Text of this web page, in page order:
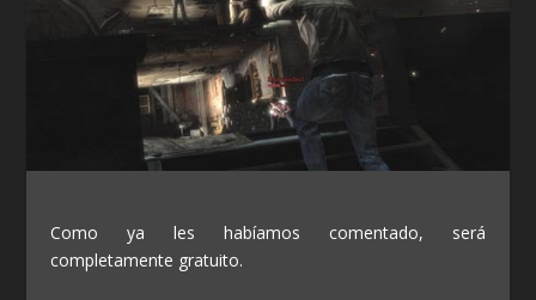
Como ya les habíamos comentado, será
completamente gratuito.